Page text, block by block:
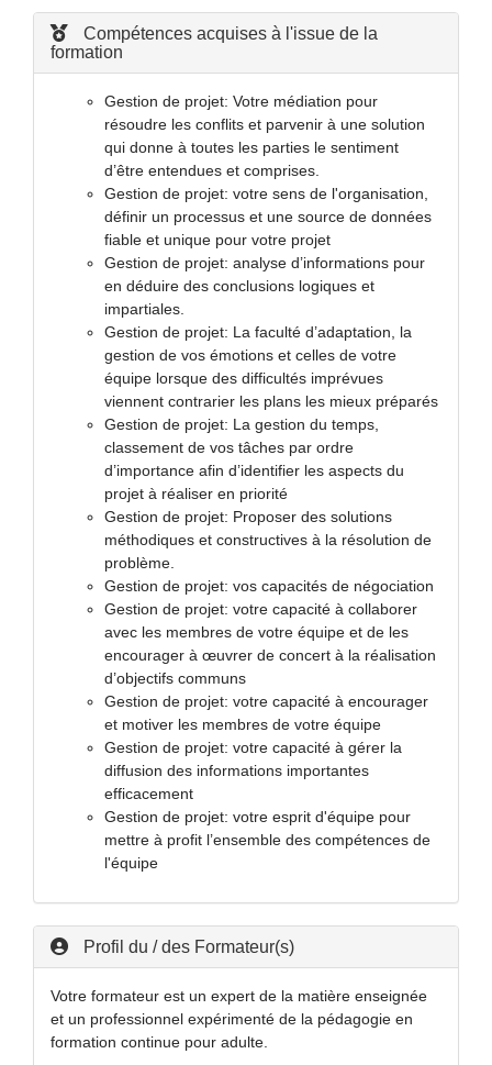
Compétences acquises à l'issue de la
formation
Gestion de projet: Votre médiation pour
résoudre les conflits et parvenir à une solution
qui donne à toutes les parties le sentiment
d’être entendues et comprises.
Gestion de projet: votre sens de l'organisation,
définir un processus et une source de données
fiable et unique pour votre projet
Gestion de projet: analyse d’informations pour
en déduire des conclusions logiques et
impartiales.
Gestion de projet: La faculté d’adaptation, la
gestion de vos émotions et celles de votre
équipe lorsque des difficultés imprévues
viennent contrarier les plans les mieux préparés
Gestion de projet: La gestion du temps,
classement de vos tâches par ordre
d’importance afin d’identifier les aspects du
projet à réaliser en priorité
Gestion de projet: Proposer des solutions
méthodiques et constructives à la résolution de
problème.
Gestion de projet: vos capacités de négociation
Gestion de projet: votre capacité à collaborer
avec les membres de votre équipe et de les
encourager à œuvrer de concert à la réalisation
d’objectifs communs
Gestion de projet: votre capacité à encourager
et motiver les membres de votre équipe
Gestion de projet: votre capacité à gérer la
diffusion des informations importantes
efficacement
Gestion de projet: votre esprit d'équipe pour
mettre à profit l’ensemble des compétences de
l'équipe
Profil du / des Formateur(s)
Votre formateur est un expert de la matière enseignée
et un professionnel expérimenté de la pédagogie en
formation continue pour adulte.